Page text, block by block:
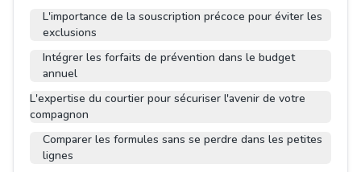
L'importance de la souscription précoce pour éviter les
exclusions
Intégrer les forfaits de prévention dans le budget
annuel
L'expertise du courtier pour sécuriser l'avenir de votre
compagnon
Comparer les formules sans se perdre dans les petites
lignes